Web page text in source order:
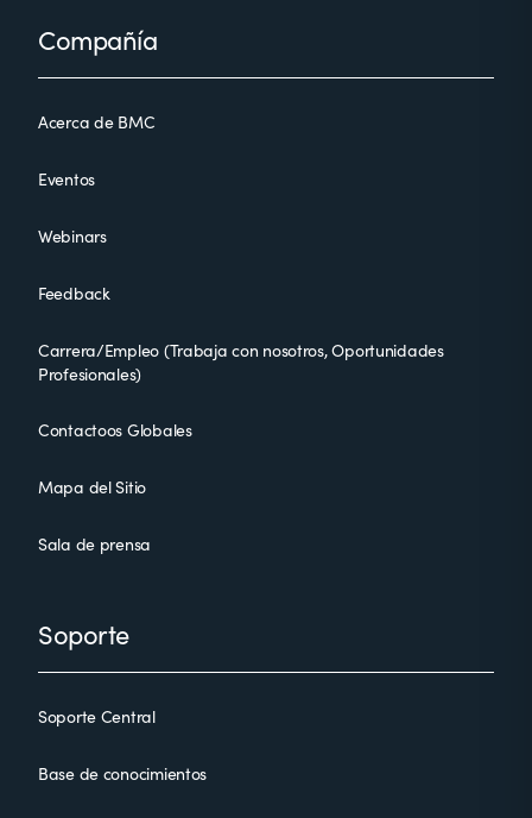
FooterCompañía
Acerca de BMC
Eventos
Webinars
Feedback
Carrera/Empleo (Trabaja con nosotros, Oportunidades
Profesionales)
Contactoos Globales
Mapa del Sitio
Sala de prensa
Soporte
Soporte Central
Base de conocimientos